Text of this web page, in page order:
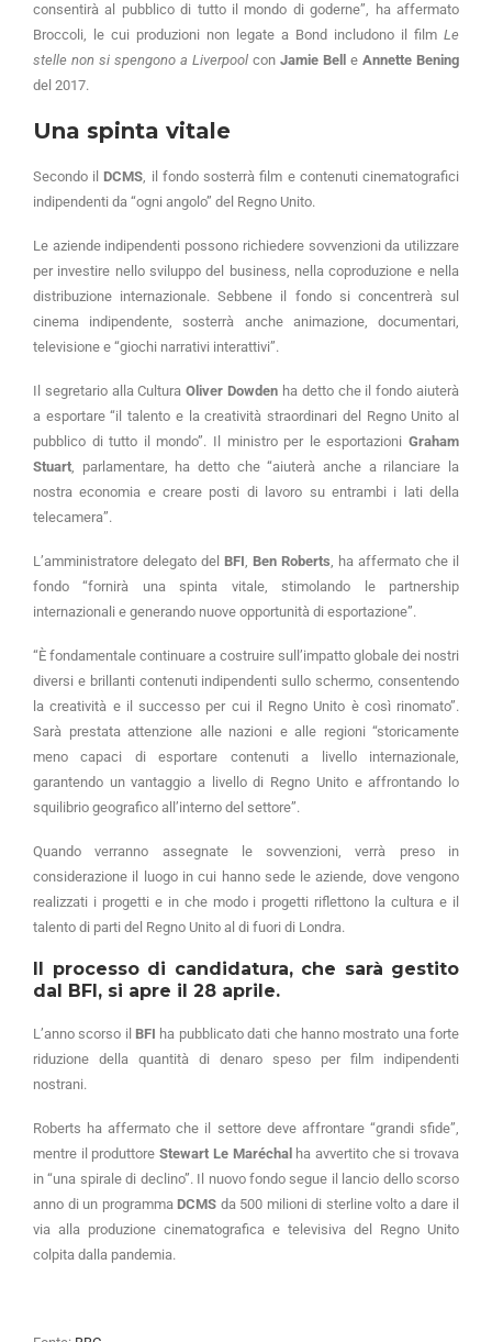
consentirà al pubblico di tutto il mondo di goderne”, ha affermato
Broccoli, le cui produzioni non legate a Bond includono il film Le
stelle non si spengono a Liverpool con Jamie Bell e Annette Bening
del 2017.
Una spinta vitale
Secondo il DCMS, il fondo sosterrà film e contenuti cinematografici
indipendenti da “ogni angolo” del Regno Unito.
Le aziende indipendenti possono richiedere sovvenzioni da utilizzare
per investire nello sviluppo del business, nella coproduzione e nella
distribuzione internazionale. Sebbene il fondo si concentrerà sul
cinema indipendente, sosterrà anche animazione, documentari,
televisione e “giochi narrativi interattivi”.
Il segretario alla CulturaOliver Dowden ha detto che il fondo aiuterà
a esportare “il talento e la creatività straordinari del Regno Unito al
pubblico di tutto il mondo”. Il ministro per le esportazioni Graham
Stuart, parlamentare, ha detto che “aiuterà anche a rilanciare la
nostra economia e creare posti di lavoro su entrambi i lati della
telecamera”.
L’amministratore delegato del BFI, Ben Roberts, ha affermato che il
fondo “fornirà una spinta vitale, stimolando le partnership
internazionali e generando nuove opportunità di esportazione”.
“È fondamentale continuare a costruire sull’impatto globale dei nostri
diversi e brillanti contenuti indipendenti sullo schermo, consentendo
la creatività e il successo per cui il Regno Unito è così rinomato”.
Sarà prestata attenzione alle nazioni e alle regioni “storicamente
meno capaci di esportare contenuti a livello internazionale,
garantendo un vantaggio a livello di Regno Unito e affrontando lo
squilibrio geografico all’interno del settore”.
Quando verranno assegnate le sovvenzioni, verrà preso in
considerazione il luogo in cui hanno sede le aziende, dove vengono
realizzati i progetti e in che modo i progetti riflettono la cultura e il
talento di parti del Regno Unito al di fuori di Londra.
Il processo di candidatura, che sarà gestito
dal BFI, si apre il 28 aprile.
L’anno scorso il BFI ha pubblicato dati che hanno mostrato una forte
riduzione della quantità di denaro speso per film indipendenti
nostrani.
Roberts ha affermato che il settore deve affrontare “grandi sfide”,
mentre il produttoreStewart Le Maréchal ha avvertito che si trovava
in “una spirale di declino”. Il nuovo fondo segue il lancio dello scorso
anno di un programma DCMS da 500 milioni di sterline volto a dare il
via alla produzione cinematografica e televisiva del Regno Unito
colpita dalla pandemia.